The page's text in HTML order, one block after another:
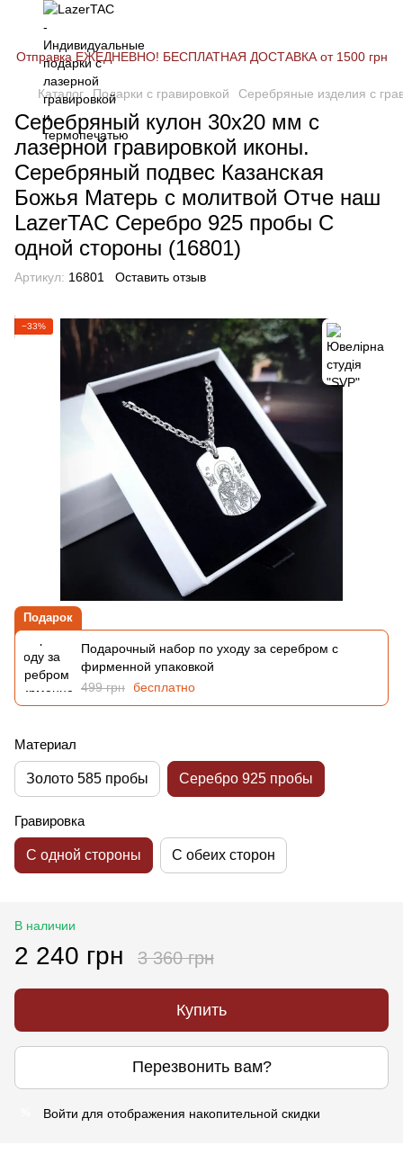
Отправка ЕЖЕДНЕВНО! БЕСПЛАТНАЯ ДОСТАВКА от 1500 грн
Каталог Подарки с гравировкой Серебряные изделия с
Серебряный кулон 30х20 мм с
лазерной гравировкой иконы.
Серебряный подвес Казанская
Божья Матерь с молитвой Отче наш
LazerTAC Серебро 925 пробы С
одной стороны (16801)
Артикул: 16801 Оставить отзыв
−33%
Подарок
Подарочный набор по уходу за серебром с
фирменной упаковкой
499 грн бесплатно
Материал
Золото 585 пробы Серебро 925 пробы
Гравировка
С одной стороны С обеих сторон
В наличии
2 240 грн 3 360 грн
Купить
Перезвонить вам?
Войти для отображения накопительной скидки